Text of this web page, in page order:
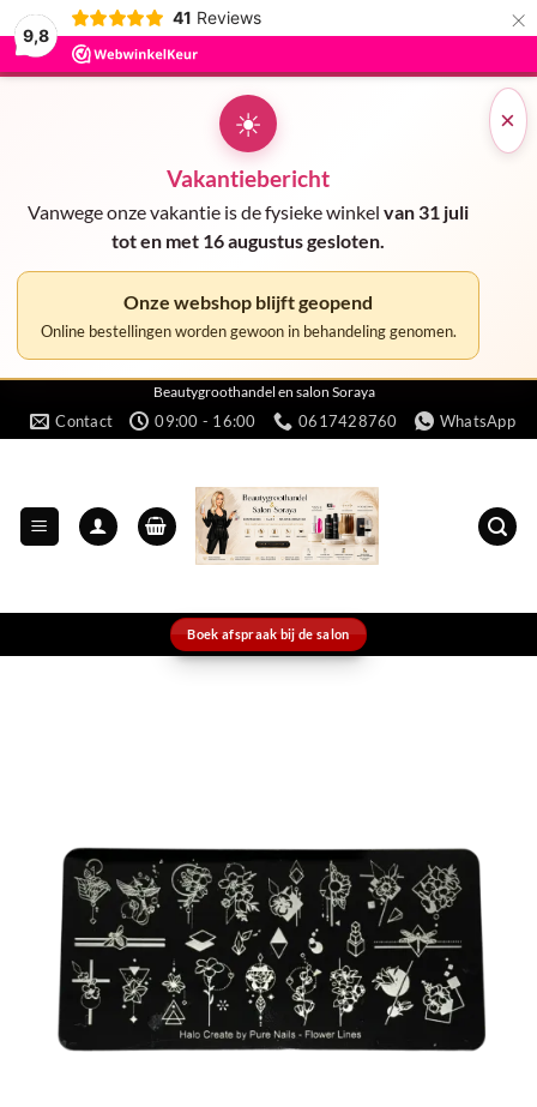
9,8
41 Reviews ×
×
☀
Vakantiebericht
Vanwege onze vakantie is de fysieke winkel van 31 juli
tot en met 16 augustus gesloten.
Onze webshop blijft geopend
Online bestellingen worden gewoon in behandeling genomen.
naar
Beautygroothandel en salon Soraya
Contact 09:00 - 16:00 0617428760 WhatsApp
Boek afspraak bij de salon